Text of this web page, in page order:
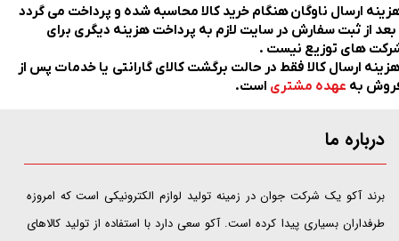
ارسال ناوگان هنگام خرید کالا محاسبه شده و پرداخت می گردد
از ثبت سفارش در سایت لازم به پرداخت هزینه دیگری برای
های توزیع نیست .
ارسال کالا فقط در حالت برگشت کالای گارانتی یا خدمات پس از
به عهده مشتری است.
درباره ما
​​​​​​​برند آکو یک شرکت جوان در زمینه تولید لوازم الکترونیکی است که امروزه
طرفداران بسیاری پیدا کرده است. آکو سعی دارد با استفاده از تولید کالاهای